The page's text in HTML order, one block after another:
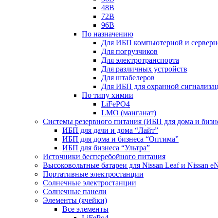
48В
72В
96В
По назначению
Для ИБП компьютерной и
Для погрузчиков
Для электротранспорта
Для различных устройств
Для штабелеров
Для ИБП для охранной
По типу химии
LiFePO4
LMO (манганат)
Системы резервного питания (ИБП для дома и
ИБП для дачи и дома “Лайт”
ИБП для дома и бизнеса “Оптима”
ИБП для бизнеса “Ультра”
Источники бесперебойного питания
Высоковольтные батареи для Nissan Leaf и Nissan
Портативные электростанции
Солнечные электростанции
Солнечные панели
Элементы (ячейки)
Все элементы